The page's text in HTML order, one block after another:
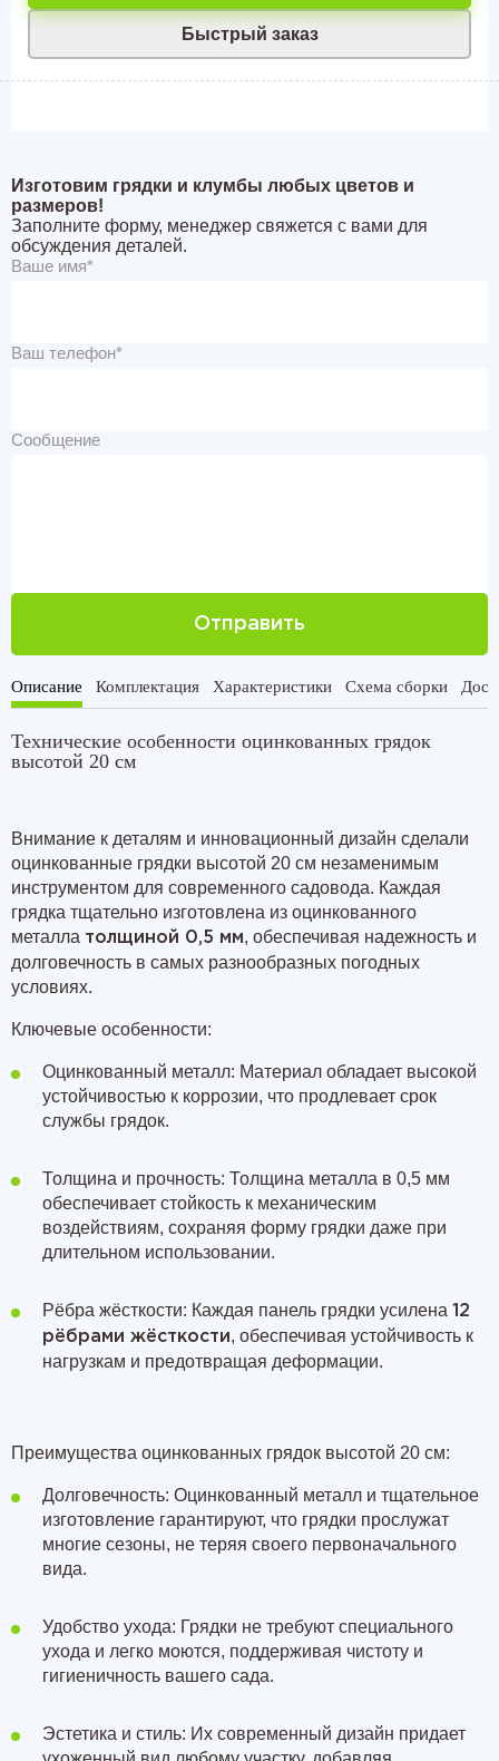
Быстрый заказ
Изготовим грядки и клумбы любых цветов и
размеров!
Заполните форму, менеджер свяжется с вами для
обсуждения деталей.
Ваше имя*
Ваш телефон*
Сообщение
Отправить
Описание Комплектация Характеристики Схема сборки
Технические особенности оцинкованных грядок
высотой 20 см
Внимание к деталям и инновационный дизайн сделали
оцинкованные грядки высотой 20 см незаменимым
инструментом для современного садовода. Каждая
грядка тщательно изготовлена из оцинкованного
металла толщиной 0,5 мм, обеспечивая надежность и
долговечность в самых разнообразных погодных
условиях.
Ключевые особенности:
Оцинкованный металл: Материал обладает высокой
устойчивостью к коррозии, что продлевает срок
службы грядок.
Толщина и прочность: Толщина металла в 0,5 мм
обеспечивает стойкость к механическим
воздействиям, сохраняя форму грядки даже при
длительном использовании.
Рёбра жёсткости: Каждая панель грядки усилена 12
рёбрами жёсткости, обеспечивая устойчивость к
нагрузкам и предотвращая деформации.
Преимущества оцинкованных грядок высотой 20 см:
Долговечность: Оцинкованный металл и тщательное
изготовление гарантируют, что грядки прослужат
многие сезоны, не теряя своего первоначального
вида.
Удобство ухода: Грядки не требуют специального
ухода и легко моются, поддерживая чистоту и
гигиеничность вашего сада.
Эстетика и стиль: Их современный дизайн придает